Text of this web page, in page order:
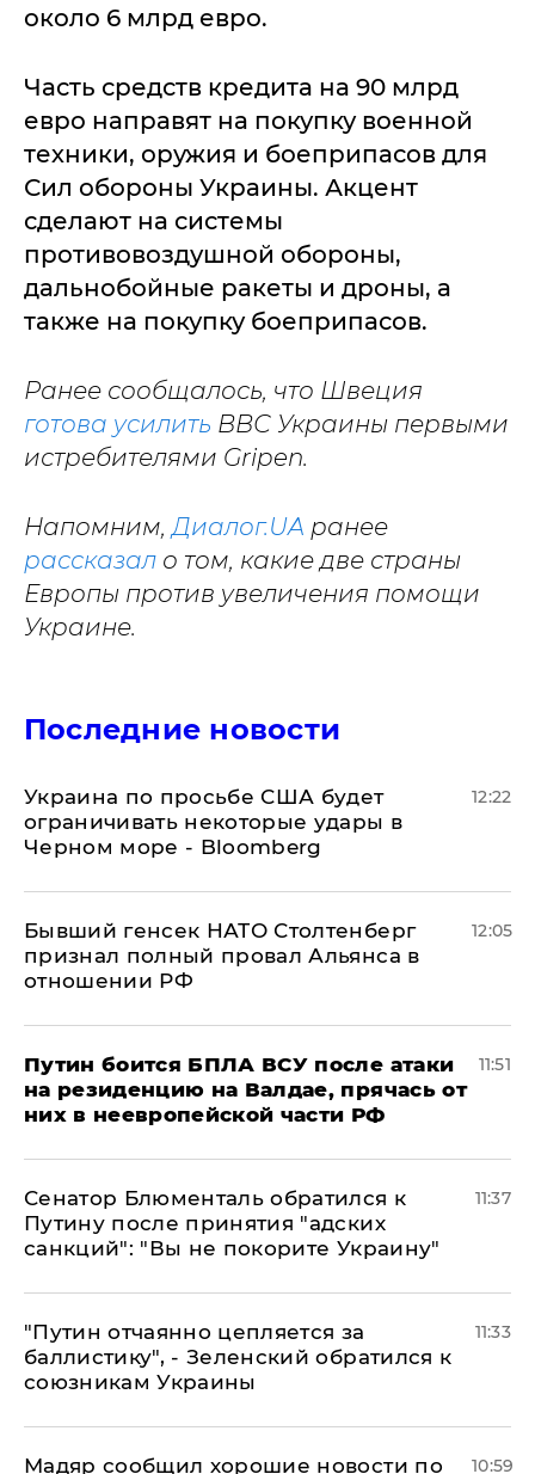
около 6 млрд евро.
Часть средств кредита на 90 млрд
евро направят на покупку военной
техники, оружия и боеприпасов для
Сил обороны Украины. Акцент
сделают на системы
противовоздушной обороны,
дальнобойные ракеты и дроны, а
также на покупку боеприпасов.
Ранее сообщалось, что Швеция
готова усилить ВВС Украины первыми
истребителями Gripen.
Напомним,Диалог.UA ранее
рассказал о том, какие две страны
Европы против увеличения помощи
Украине.
Последние новости
Украина по просьбе США будет
ограничивать некоторые удары в
Черном море - Bloomberg
12:22
Бывший генсек НАТО Столтенберг
признал полный провал Альянса в
отношении РФ
12:05
Путин боится БПЛА ВСУ после атаки
на резиденцию на Валдае, прячась от
них в неевропейской части РФ
11:51
Сенатор Блюменталь обратился к
Путину после принятия "адских
санкций": "Вы не покорите Украину"
11:37
"Путин отчаянно цепляется за
баллистику", - Зеленский обратился к
союзникам Украины
11:33
Мадяр сообщил хорошие новости по 10:59